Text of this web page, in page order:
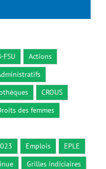
Actions
CROUS
des femmes
Emplois
EPLE
Grilles indiciaires